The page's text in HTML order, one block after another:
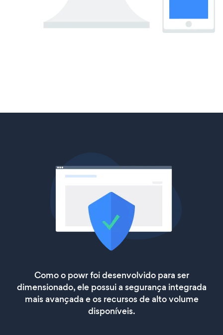
Como o powr foi desenvolvido para ser
dimensionado, ele possui a segurança integrada
mais avançada e os recursos de alto volume
disponíveis.